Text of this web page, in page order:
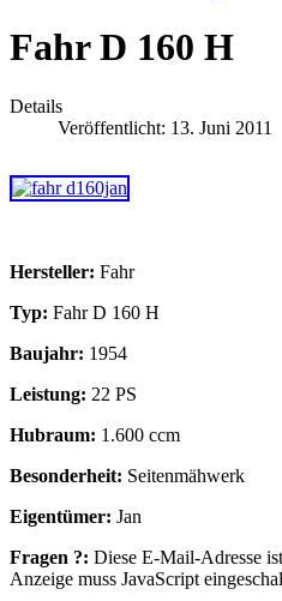
Fahr D 160 H
Details
Veröffentlicht: 13. Juni 2011
Hersteller: Fahr
Typ: Fahr D 160 H
Baujahr: 1954
Leistung: 22 PS
Hubraum: 1.600 ccm
Besonderheit: Seitenmähwerk
Eigentümer: Jan
Fragen ?: Diese E-Mail-Adresse
Anzeige muss JavaScript